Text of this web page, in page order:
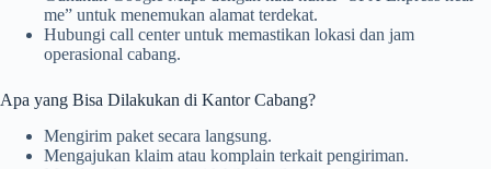
me” untuk menemukan alamat terdekat.
Hubungi call center untuk memastikan lokasi dan jam
operasional cabang.
Apa yang Bisa Dilakukan di Kantor Cabang?
Mengirim paket secara langsung.
Mengajukan klaim atau komplain terkait pengiriman.